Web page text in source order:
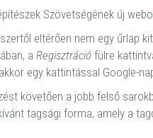
Szövetségének új
eltérően nem egy űrlap
a Regisztráció fülre
egy kattintással Google-
követően a jobb felső
tagsági forma, amely a